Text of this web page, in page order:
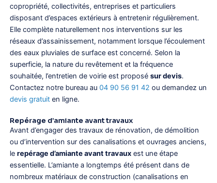
copropriété, collectivités, entreprises et particuliers
disposant d’espaces extérieurs à entretenir régulièrement.
Elle complète naturellement nos interventions sur les
réseaux d’assainissement, notamment lorsque l’écoulement
des eaux pluviales de surface est concerné. Selon la
superficie, la nature du revêtement et la fréquence
souhaitée, l’entretien de voirie est proposé sur devis.
Contactez notre bureau au 04 90 56 91 42 ou demandez un
devis gratuit en ligne.
Repérage d’amiante avant travaux
Avant d’engager des travaux de rénovation, de démolition
ou d’intervention sur des canalisations et ouvrages anciens,
le repérage d’amiante avant travaux est une étape
essentielle. L’amiante a longtemps été présent dans de
nombreux matériaux de construction (canalisations en